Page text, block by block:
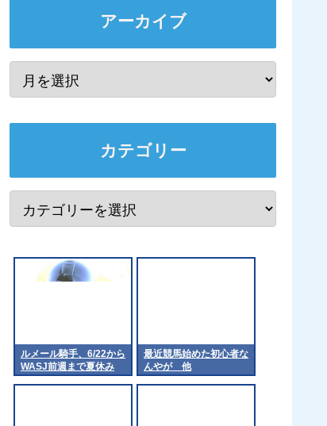
アーカイブ
カテゴリー
ルメール騎手、6/22から
WASJ前週まで夏休み
最近競馬始めた初心者な
んやが 他